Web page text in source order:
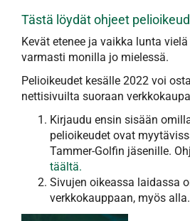
Tästä löydät ohjeet
Kevät etenee ja vaikka lunta
varmasti monilla jo mielessä.
Pelioikeudet kesälle 2022 voi
nettisivuilta suoraan
Kirjaudu ensin sisään
pelioikeudet ovat
Tammer-Golfin jäsenille.
täältä.
Sivujen oikeassa laidassa
verkkokauppaan, myös alla.